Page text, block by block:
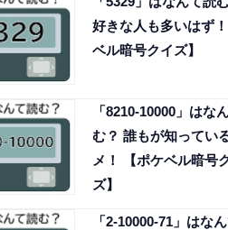
好きな人も多いはず
ベル暗号クイズ】
「8210-10000」はな
む？ 誰もが知ってい
メ！ 【ポケベル暗号
ズ】
「2-10000-71」はな